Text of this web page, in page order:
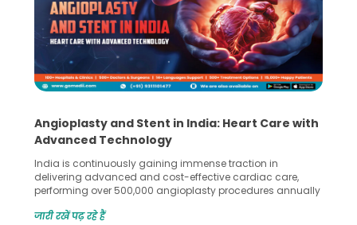
Angioplasty and Stent in India: Heart Care with
Advanced Technology
India is continuously gaining immense traction in
delivering advanced and cost-effective cardiac care,
performing over 500,000 angioplasty procedures annually
globe are searching for treatments like angioplasty and
जारी रखें पढ़ रहे हैं